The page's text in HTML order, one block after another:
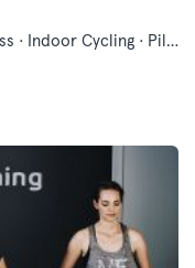
Dança · Desportos de Combate · Fitness · Indoor Cycling · Pilates · Treinos Funcionais · Yoga